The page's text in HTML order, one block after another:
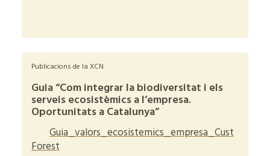
Publicacions de la XCN
Guia “Com integrar la biodiversitat i els
serveis ecosistèmics a l’empresa.
Oportunitats a Catalunya”
Guia_valors_ecosistemics_empresa_Cust
Forest